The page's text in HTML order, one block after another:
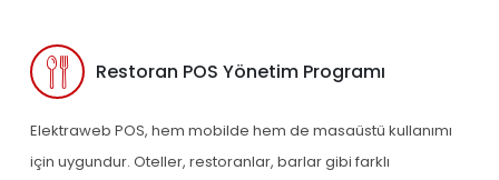
Restoran POS Yönetim Programı
Elektraweb POS, hem mobilde hem de masaüstü kullanımı
için uygundur. Oteller, restoranlar, barlar gibi farklı